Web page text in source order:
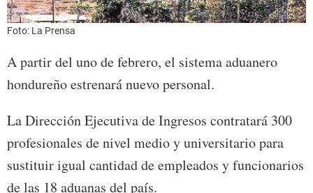
Foto: La Prensa
A partir del uno de febrero, el sistema aduanero
hondureño estrenará nuevo personal.
La Dirección Ejecutiva de Ingresos contratará 300
profesionales de nivel medio y universitario para
sustituir igual cantidad de empleados y funcionarios
de las 18 aduanas del país.